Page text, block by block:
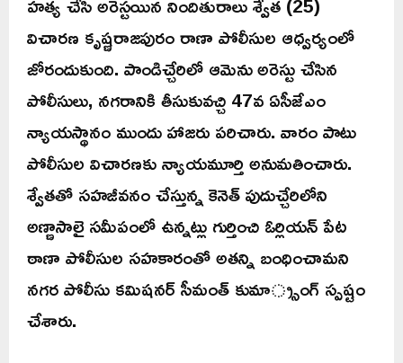
విచారణ కృష్ణరాజపురం రాణా పోలీసుల ఆధ్వర్యంలో
జోరందుకుంది. పాండిచ్చేరిలో ఆమెను అరెస్టు చేసిన
పోలీసులు, నగరానికి తీసుకువచ్చి 47వ ఏసీజేఎం
న్యాయస్థానం ముందు హాజరు పరిచారు. వారం పాటు
పోలీసుల విచారణకు న్యాయమూర్తి అనుమతించారు.
శ్వేతతో సహజీవనం చేస్తున్న కెనెత్ పుదుచ్చేరిలోని
అణ్ణాసాలై సమీపంలో ఉన్నట్లు గుర్తించి ఓర్లియన్ పేట
ఠాణా పోలీసుల సహకారంతో అతన్ని బంధించామని
నగర పోలీసు కమిషనర్ సీమంత్ కుమార్్సంగ్ స్పష్టం
చేశారు.